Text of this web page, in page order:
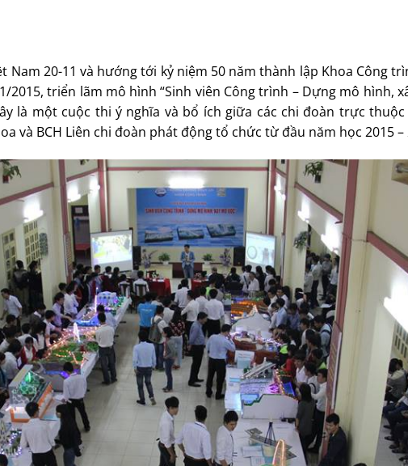
Nam 20-11 và hướng tới kỷ niệm 50 năm thành lập Khoa Công
2015, triển lãm mô hình “Sinh viên Công trình – Dựng mô hình,
là một cuộc thi ý nghĩa và bổ ích giữa các chi đoàn trực thuộc
và BCH Liên chi đoàn phát động tổ chức từ đầu năm học 2015 –